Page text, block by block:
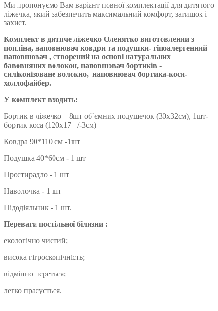
Ми пропонуємо Вам варіант повної комплектації для дитячого
ліжечка, який забезпечить максимальний комфорт, затишок і
захист.
Комплект в дитяче ліжечко Оленятко виготовлений з
попліна, наповнювач ковдри та подушки- гіпоалергенний
наповнювач , створений на основі натуральних
бавовняних волокон, наповнювач бортиків -
силіконізоване волокно, наповнювач бортика-коси-
холлофайбер.
У комплект входить:
Бортик в ліжечко – 8шт об`ємних подушечок (30х32см), 1шт-
бортик коса (120х17 +/-3см)
Ковдра 90*110 см -1шт
Подушка 40*60см - 1 шт
Простирадло - 1 шт
Наволочка - 1 шт
Підодіяльник - 1 шт.
Переваги постільної білизни :
екологічно чистий;
висока гігроскопічність;
відмінно переться;
легко прасується.